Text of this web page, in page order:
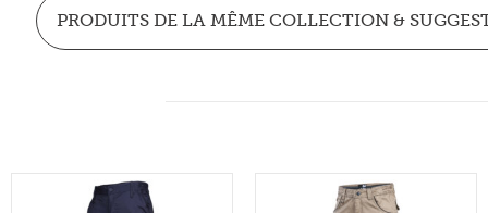
PRODUITS DE LA MÊME COLLECTION &